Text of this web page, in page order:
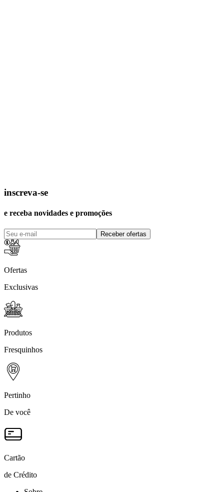
inscreva-se
e receba novidades e promoções
Receber ofertas
Ofertas
Exclusivas
Produtos
Fresquinhos
Pertinho
De você
Cartão
de Crédito